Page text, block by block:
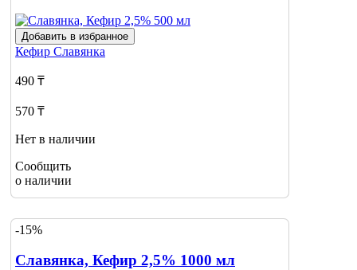
Добавить в избранное
Кефир Славянка
490 ₸
570 ₸
Нет в наличии
Сообщить
о наличии
-15%
Славянка, Кефир 2,5% 1000 мл